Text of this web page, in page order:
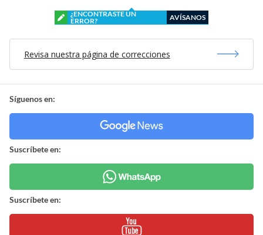
¿ENCONTRASTE UN
ERROR?
AVÍSANOS
Revisa nuestra página de correcciones
Síguenos en:
Suscríbete en:
Suscríbete en: